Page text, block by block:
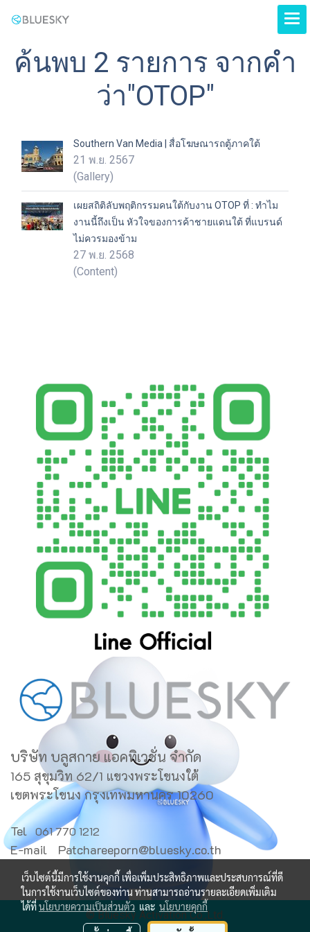
ค้นพบ 2 รายการ จากคำ
ว่า"OTOP"
Southern Van Media | สื่อโฆษณารถตู้ภาคใต้
21 พ.ย. 2567
(Gallery)
เผยสถิติลับพฤติกรรมคนใต้กับงาน OTOP ที่ : ทำไม
งานนี้ถึงเป็น หัวใจของการค้าชายแดนใต้ ที่แบรนด์
ไม่ควรมองข้าม
27 พ.ย. 2568
(Content)
บริษัท บลูสกาย แอคทิเวชั่น จำกัด
165 สุขุมวิท 62/1 แขวงพระโขนงใต้
เขตพระโขนง กรุงเทพมหานคร 10260
Tel061 770 1212
E-mail Patchareeporn@bluesky.co.th
© Bluesky Activation Co.,Ltd.
เว็บไซต์นี้มีการใช้งานคุกกี้ เพื่อเพิ่มประสิทธิภาพและประสบการณ์ที่ดี
ในการใช้งานเว็บไซต์ของท่าน ท่านสามารถอ่านรายละเอียดเพิ่มเติม
ได้ที่นโยบายความเป็นส่วนตัว และ นโยบายคุกกี้